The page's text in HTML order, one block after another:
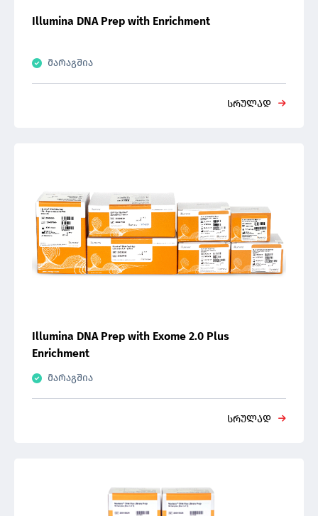
Illumina DNA Prep with Enrichment
მარაგშია
სრულად
Illumina DNA Prep with Exome 2.0 Plus
Enrichment
მარაგშია
სრულად